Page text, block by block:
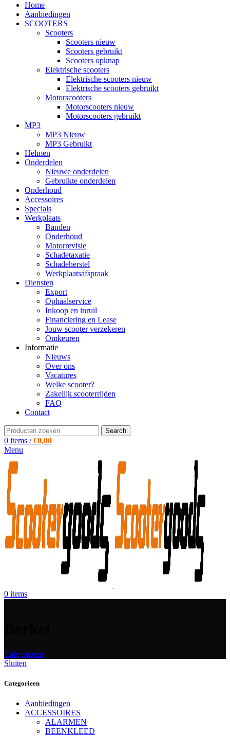
Home
Aanbiedingen
SCOOTERS
Scooters
Scooters nieuw
Scooters gebruikt
Scooters opknap
Elektrische scooters
Elektrische scooters nieuw
Elektrische scooters gebruikt
Motorscooters
Motorscooters nieuw
Motorscooters gebruikt
MP3
MP3 Nieuw
MP3 Gebruikt
Helmen
Onderdelen
Nieuwe onderdelen
Gebruikte onderdelen
Onderhoud
Accessoires
Specials
Werkplaats
Banden
Onderhoud
Motorrevisie
Schadetaxatie
Schadeherstel
Werkplaatsafspraak
Diensten
Export
Ophaalservice
Inkoop en inruil
Financiering en Lease
Jouw scooter verzekeren
Omkeuren
Informatie
Nieuws
Over ons
Vacatures
Welke scooter?
Zakelijk scooterrijden
FAQ
Contact
Search
0 items / €0,00
Menu
0 items
Categorieen
Sluiten
Categorieen
Aanbiedingen
ACCESSOIRES
ALARMEN
BEENKLEED